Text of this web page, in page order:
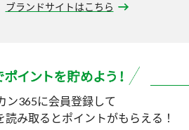
ブランドサイトはこちら
ン365に会員登録して
読み取ると ポイントがもらえる！